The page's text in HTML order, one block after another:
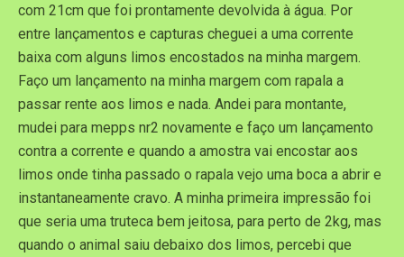
com 21cm que foi prontamente devolvida à água. Por
entre lançamentos e capturas cheguei a uma corrente
baixa com alguns limos encostados na minha margem.
Faço um lançamento na minha margem com rapala a
passar rente aos limos e nada. Andei para montante,
mudei para mepps nr2 novamente e faço um lançamento
contra a corrente e quando a amostra vai encostar aos
limos onde tinha passado o rapala vejo uma boca a abrir e
instantaneamente cravo. A minha primeira impressão foi
que seria uma truteca bem jeitosa, para perto de 2kg, mas
quando o animal saiu debaixo dos limos, percebi que